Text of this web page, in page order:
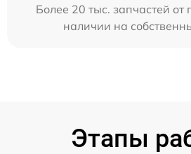
Более 20 тыс. запчастей от
наличии на
Этапы